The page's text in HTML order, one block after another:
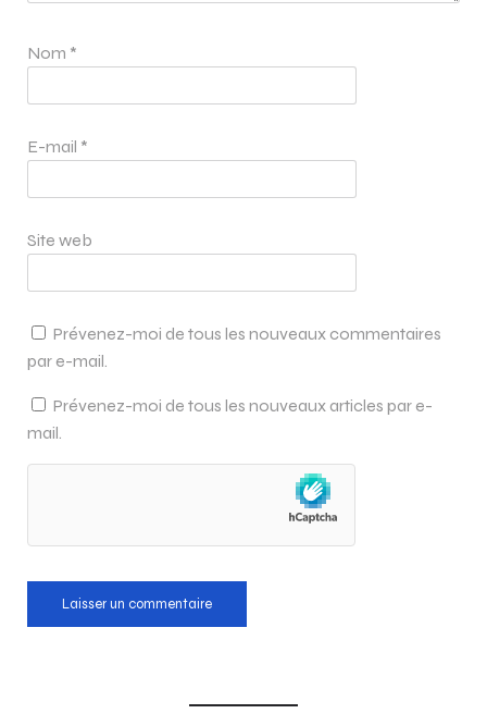
Nom *
E-mail *
Site web
Prévenez-moi de tous les nouveaux commentaires
par e-mail.
Prévenez-moi de tous les nouveaux articles par e-
mail.